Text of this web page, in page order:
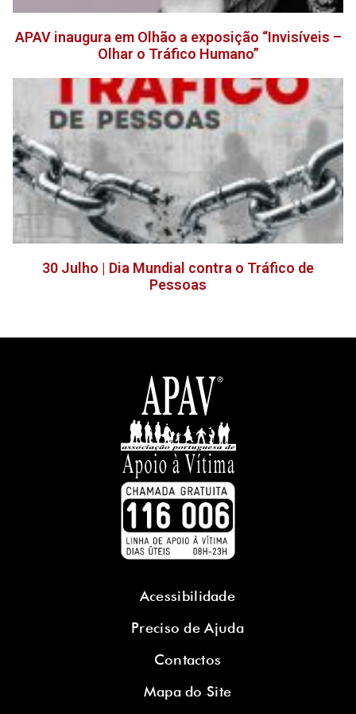
APAV inaugura em Olhão a exposição “Invisíveis –
Olhar o Tráfico Humano”
30 Julho | Dia Mundial contra o Tráfico de
Pessoas
Acessibilidade
Preciso de Ajuda
Contactos
Mapa do Site